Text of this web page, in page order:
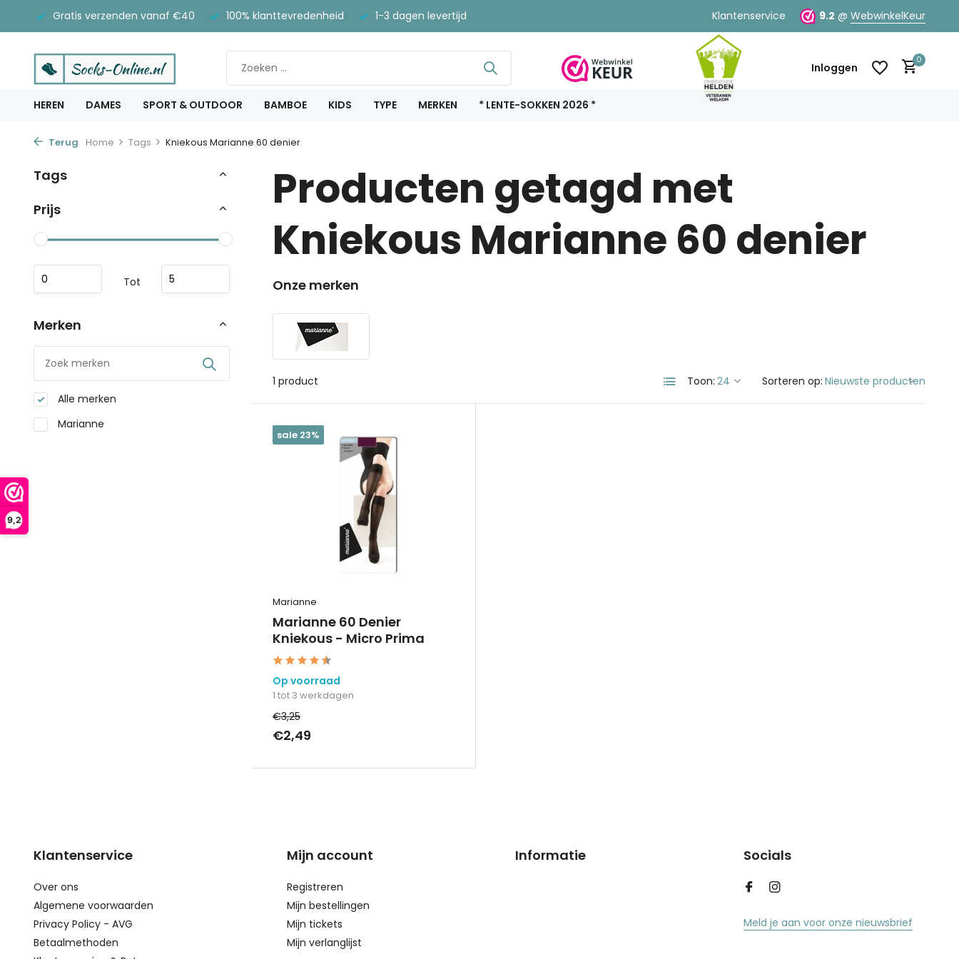
9,2
Gratis verzenden vanaf €40 100% klanttevredenheid 1-3 dagen levertijd Klantenservice 9.2 @ WebwinkelKeur
Inloggen
0
HEREN DAMES SPORT & OUTDOOR BAMBOE KIDS TYPE MERKEN * LENTE-SOKKEN 2026 *
Terug Home Tags Kniekous Marianne 60 denier
Tags
Prijs
Tot
Merken
Alle merken
Marianne
Producten getagd met
Kniekous Marianne 60 denier
Onze merken
1 product Toon: Sorteren op:
sale 23%
Marianne
Marianne 60 Denier
Kniekous - Micro Prima
Op voorraad
1 tot 3 werkdagen
€3,25
€2,49
Klantenservice
Over ons
Algemene voorwaarden
Privacy Policy - AVG
Betaalmethoden
Mijn account
Registreren
Mijn bestellingen
Mijn tickets
Mijn verlanglijst
Informatie Socials
Meld je aan voor onze nieuwsbrief